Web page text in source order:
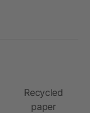
Recycled
paper